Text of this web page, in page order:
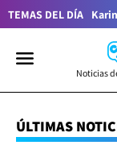
TEMAS DEL DÍA
Noticias
ÚLTIMAS